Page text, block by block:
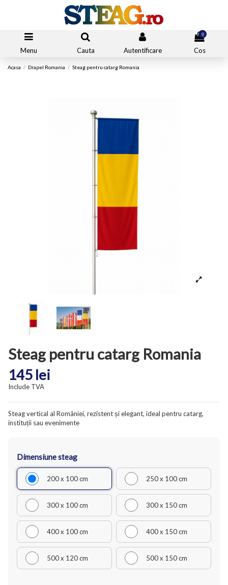
Menu Cauta Autentificare
0
Cos
Acasa Drapel Romania Steag pentru catarg Romania
Steag pentru catarg Romania
145 lei
Include TVA
Steag vertical al României, rezistent și elegant, ideal pentru catarg,
instituții sau evenimente
Dimensiune steag
200 x 100 cm 250 x 100 cm
300 x 100 cm 300 x 150 cm
400 x 100 cm 400 x 150 cm
500 x 120 cm 500 x 150 cm